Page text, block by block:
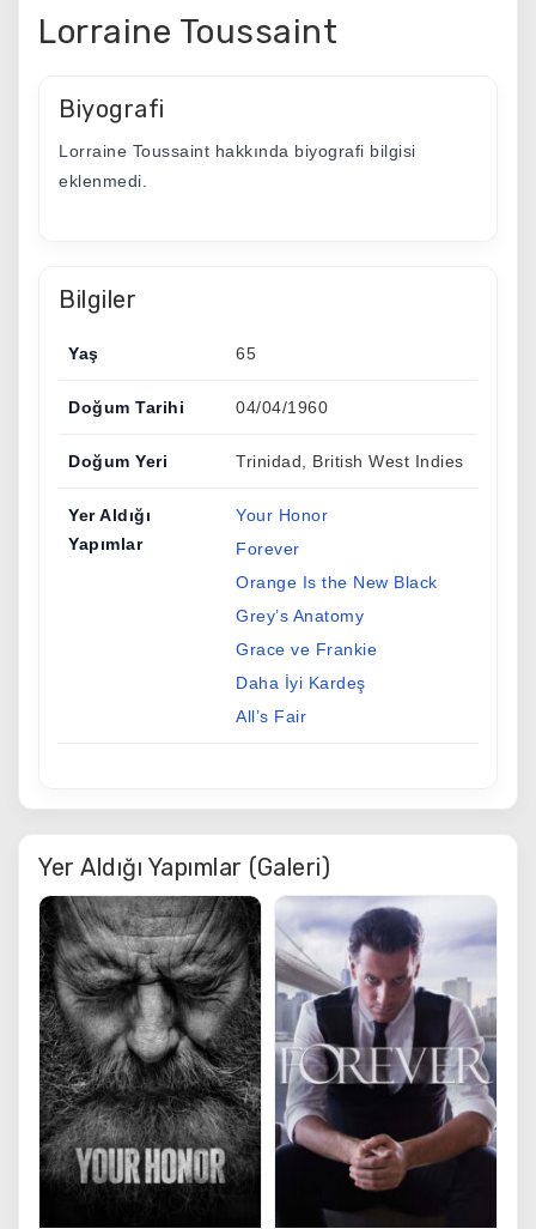
Lorraine Toussaint
Biyografi
Lorraine Toussaint hakkında biyografi bilgisi
eklenmedi.
Bilgiler
Yaş 65
Doğum Tarihi 04/04/1960
Doğum Yeri Trinidad, British West Indies
Yer Aldığı
Yapımlar
Your Honor
Forever
Orange Is the New Black
Grey’s Anatomy
Grace ve Frankie
Daha İyi Kardeş
All’s Fair
Yer Aldığı Yapımlar (Galeri)